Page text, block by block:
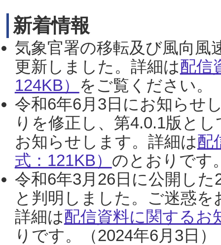
新着情報
気象官署の移転及び風向風
更新しました。詳細は配信
124KB） をご覧ください。
令和6年6月3日にお知らせ
りを修正し、第4.0.1版と
お知らせします。詳細は配
式：121KB） のとおりです
令和6年3月26日に公開し
と判明しました。ご迷惑
詳細は配信資料に関するお
りです。（2024年6月3日）